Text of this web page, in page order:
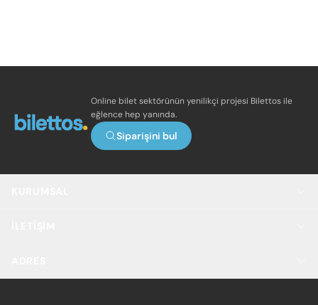
Online bilet sektörünün yenilikçi projesi Bilettos ile
eğlence hep yanında.
Siparişini bul